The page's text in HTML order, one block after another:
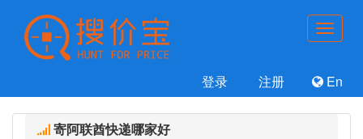
登录 注册 En
寄阿联酋快递哪家好